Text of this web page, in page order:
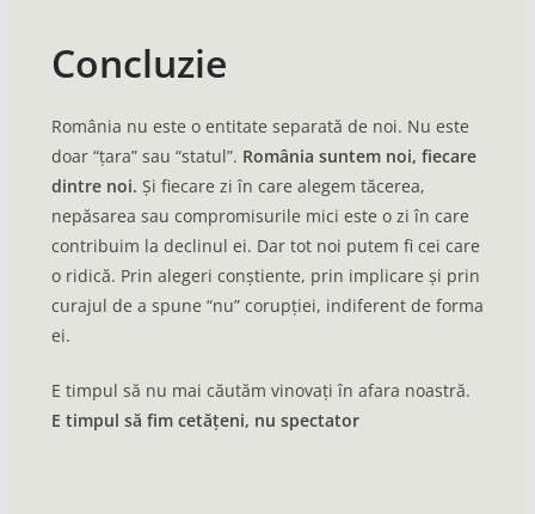
Concluzie
România nu este o entitate separată de noi. Nu este
doar “țara” sau “statul”. România suntem noi, fiecare
dintre noi. Și fiecare zi în care alegem tăcerea,
nepăsarea sau compromisurile mici este o zi în care
contribuim la declinul ei. Dar tot noi putem fi cei care
o ridică. Prin alegeri conștiente, prin implicare și prin
curajul de a spune “nu” corupției, indiferent de forma
ei.
E timpul să nu mai căutăm vinovați în afara noastră.
E timpul să fim cetățeni, nu spectator